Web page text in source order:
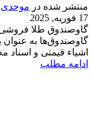
منتشر شده در موحدی
17 فوریه, 2025
گاوصندوق طلا فروشی
گاوصندوق‌ها به عنوان
اشیاء قیمتی و اسناد
ادامه مطلب